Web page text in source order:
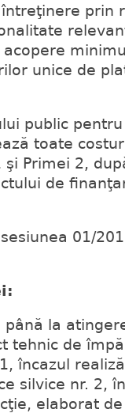
prin
unice de
public
toate
şi Primei 2,
de
01/
la
tehnic de
încazul
silvice nr. 2,
elaborat